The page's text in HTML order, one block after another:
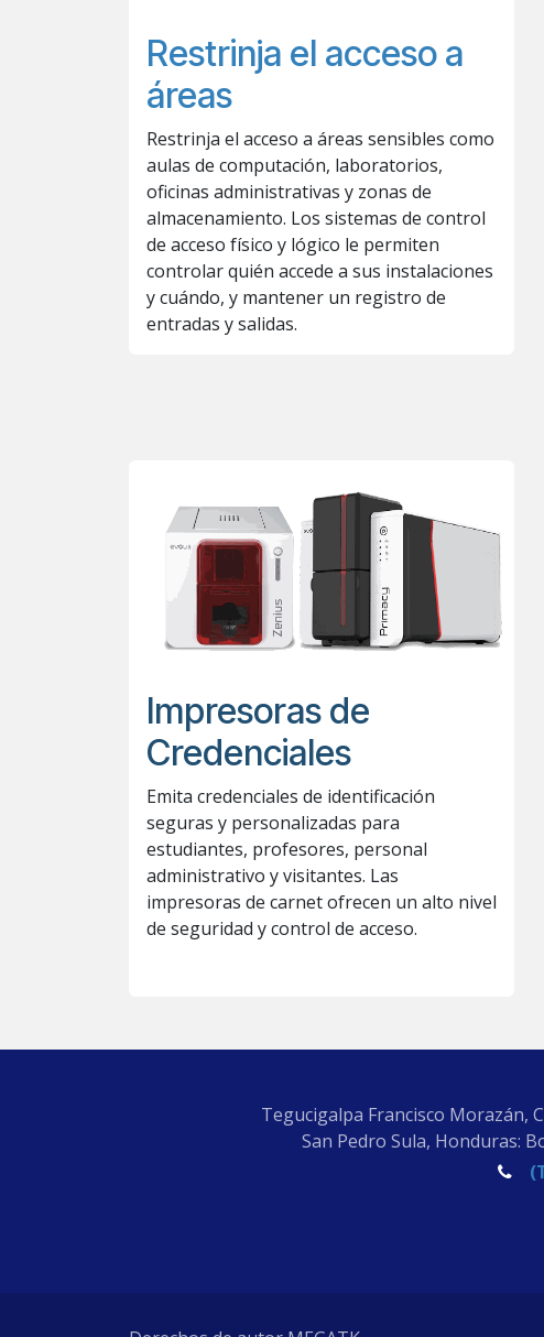
Restrinja el acceso a
áreas
Restrinja el acceso a áreas sensibles como
aulas de computación, laboratorios,
oficinas administrativas y zonas de
almacenamiento. Los sistemas de control
de acceso físico y lógico le permiten
controlar quién accede a sus instalaciones
y cuándo, y mantener un registro de
entradas y salidas.
Impresoras de
Credenciales
Emita credenciales de identificación
seguras y personalizadas para
estudiantes, profesores, personal
administrativo y visitantes. Las
impresoras de carnet ofrecen un alto nivel
de seguridad y control de acceso.
Tegucigalpa Francisco Morazán,
San Pedro Sula, Honduras: